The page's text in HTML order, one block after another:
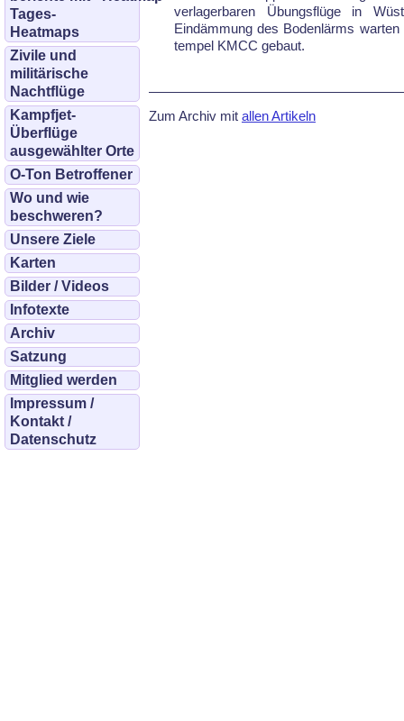
Tages-
Heatmaps
Zivile und
militärische
Nachtflüge
Kampfjet-
Überflüge
ausgewählter Orte
O-Ton Betroffener
Wo und wie
beschweren?
Unsere Ziele
Karten
Bilder / Videos
Infotexte
Archiv
Satzung
Mitglied werden
Impressum /
Kontakt /
Datenschutz
verlagerbaren Übungsflüge in
Eindämmung des Boden­lärms
tempel KMCC gebaut.
Zum Archiv mit allen Artikeln